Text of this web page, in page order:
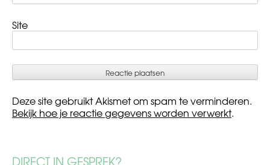
Site
Deze site gebruikt Akismet om spam te verminderen.
Bekijk hoe je reactie gegevens worden verwerkt.
DIRECT IN GESPREK?